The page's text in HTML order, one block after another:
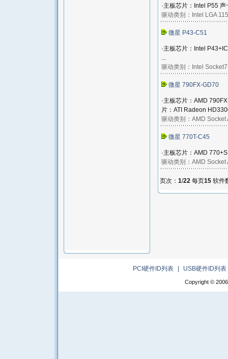
·主板芯片：Intel P55
驱动类别： Intel LGA
微星 P43-C51
·主板芯片：Intel
...
驱动类别： Intel
微星 790FX-GD70
·主板芯片：AMD
片：ATI Radeon
驱动类别： AMD Socket
微星 770T-C45
·主板芯片：AMD
驱动类别： AMD Socket
页次： 1/22 每页15 软件
PCI硬件ID列表 USB硬件ID列表
Copyright ©